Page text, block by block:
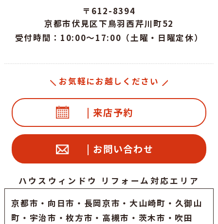
〒612-8394
京都市伏見区下鳥羽西芹川町52
受付時間：10:00～17:00（土曜・日曜定休）
お気軽にお越しください
| 来店予約
| お問い合わせ
ハウスウィンドウ リフォーム対応エリア
京都市 ・ 向日市 ・ 長岡京市 ・大山崎町・久御山
町・ 宇治市 ・枚方市・高槻市・茨木市・吹田